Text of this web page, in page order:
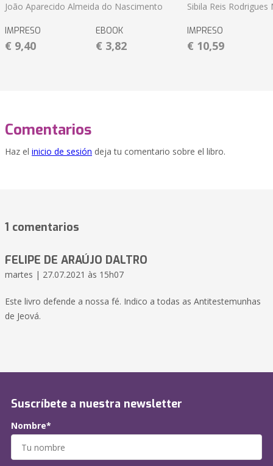
João Aparecido Almeida do Nascimento
IMPRESO
€ 9,40
EBOOK
€ 3,82
Sibila Reis
IMPRESO
€ 10,59
Comentarios
Haz el inicio de sesión deja tu comentario sobre el libro.
1 comentarios
FELIPE DE ARAÚJO DALTRO
martes | 27.07.2021 às 15h07
Este livro defende a nossa fé. Indico a todas as Antitestemunhas
de Jeová.
Suscríbete a nuestra newsletter
Nombre*